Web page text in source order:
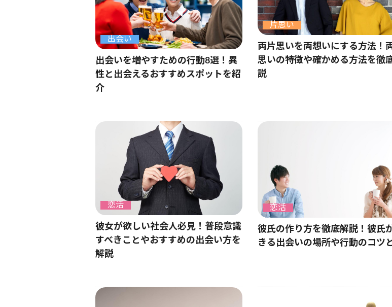
出会い
出会いを増やすための行動8選！異
性と出会えるおすすめスポットを紹
介
片思い
両片思いを両想いにする方法！
思いの特徴や確かめる方法を徹
説
恋活
彼女が欲しい社会人必見！普段意識
すべきことやおすすめの出会い方を
解説
恋活
彼氏の作り方を徹底解説！彼氏
きる出会いの場所や行動のコツ